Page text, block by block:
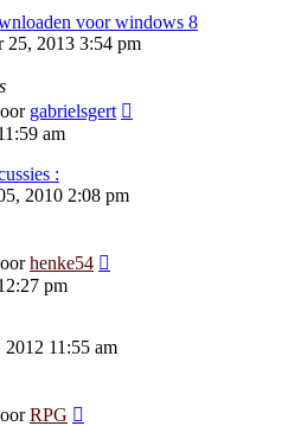
voor windows 8
25, 2013 3:54 pm
gabrielsgert
am
:
2010 2:08 pm
henke54
pm
2012 11:55 am
RPG